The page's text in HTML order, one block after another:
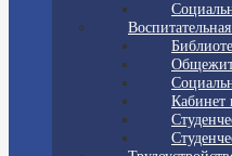
Кабинет